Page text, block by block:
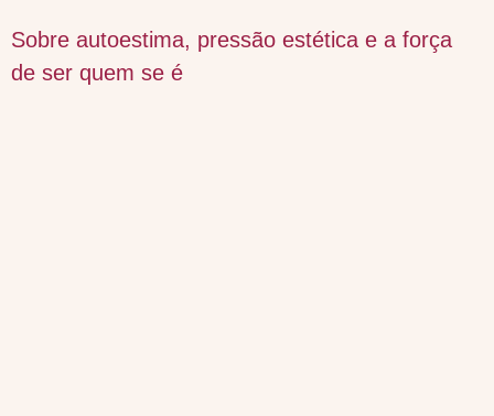
Sobre autoestima, pressão estética e a força
de ser quem se é